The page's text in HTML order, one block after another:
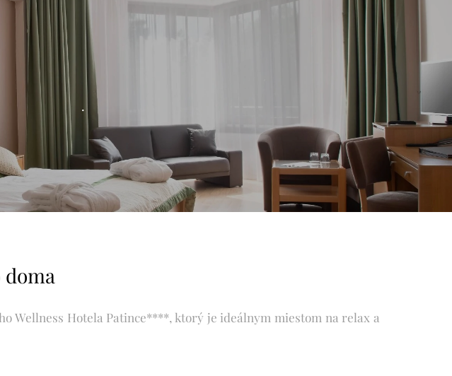
.
doma
Wellness Hotela Patince****, ktorý je ideálnym miestom na relax a